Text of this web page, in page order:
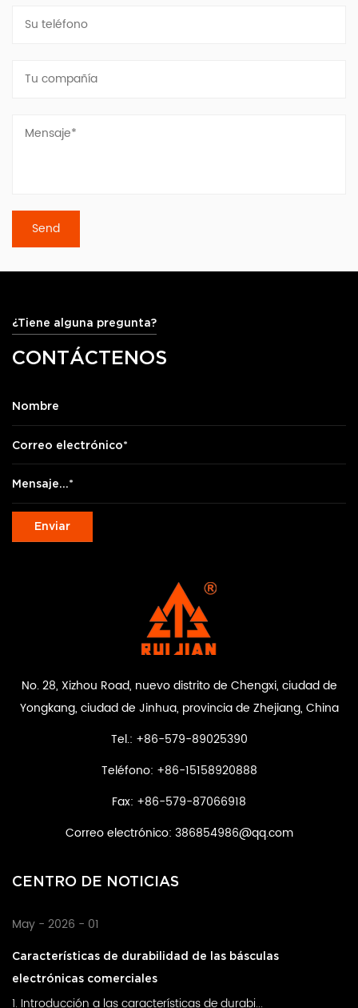
¿Tiene alguna pregunta?
CONTÁCTENOS
No. 28, Xizhou Road, nuevo distrito de Chengxi, ciudad de
Yongkang, ciudad de Jinhua, provincia de Zhejiang, China
Tel.: +86-579-89025390
Teléfono: +86-15158920888
Fax: +86-579-87066918
Correo electrónico: 386854986@qq.com
CENTRO DE NOTICIAS
May - 2026 - 01
Características de durabilidad de las básculas
electrónicas comerciales
1. Introducción a las características de durabi...